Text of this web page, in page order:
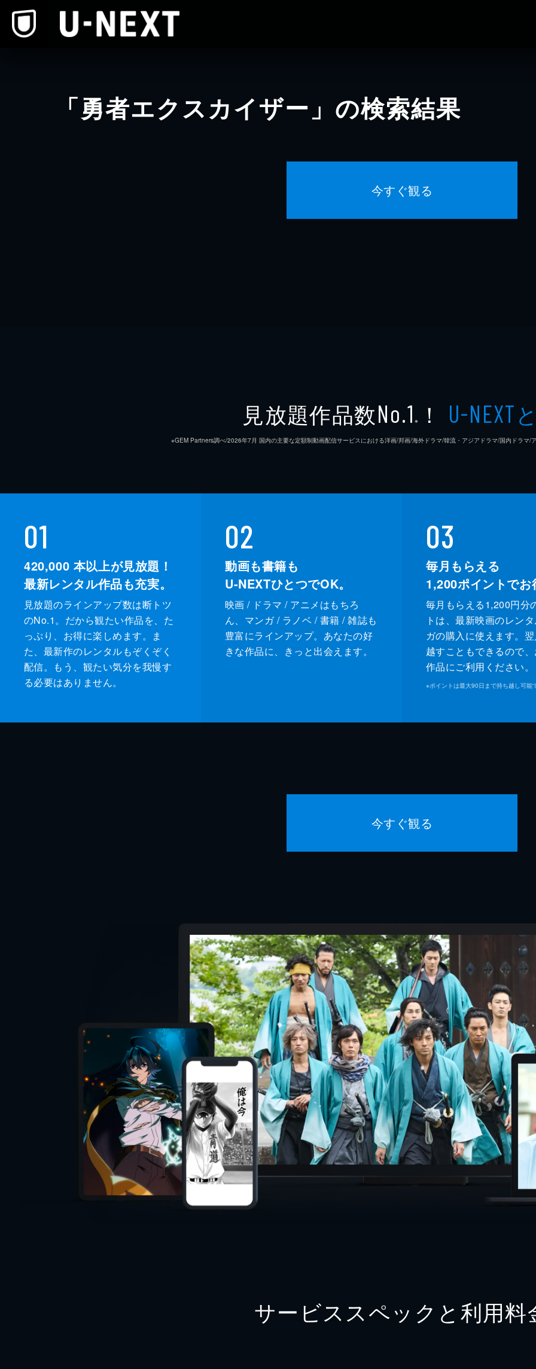
「勇者エクスカイザー」の検索結果
今すぐ観る
見放題作品数No.1 ※ ！ U-NEXT
※GEM Partners調べ/2026年7⽉ 国内の主要な定額制動画配信サービスにおける洋画/邦画/海外ドラマ/韓流・アジアドラマ/国内ドラマ/
01
420,000 本以上が見放題！
最新レンタル作品も充実。
見放題のラインアップ数は断トツ
のNo.1。だから観たい作品を、た
っぷり、お得に楽しめます。ま
た、最新作のレンタルもぞくぞく
配信。もう、観たい気分を我慢す
る必要はありません。
02
動画も書籍も
U-NEXTひとつでOK。
映画 / ドラマ / アニメはもちろ
ん、マンガ / ラノベ / 書籍 / 雑誌も
豊富にラインアップ。あなたの好
きな作品に、きっと出会えます。
03
毎月もらえる
1,200ポイントでお
毎月もらえる1,200円分
トは、最新映画のレン
ガの購入に使えます。
越すこともできるので
作品にご利用ください。
※ポイントは最大90日まで持ち越し可能
今すぐ観る
サービススペックと利用料